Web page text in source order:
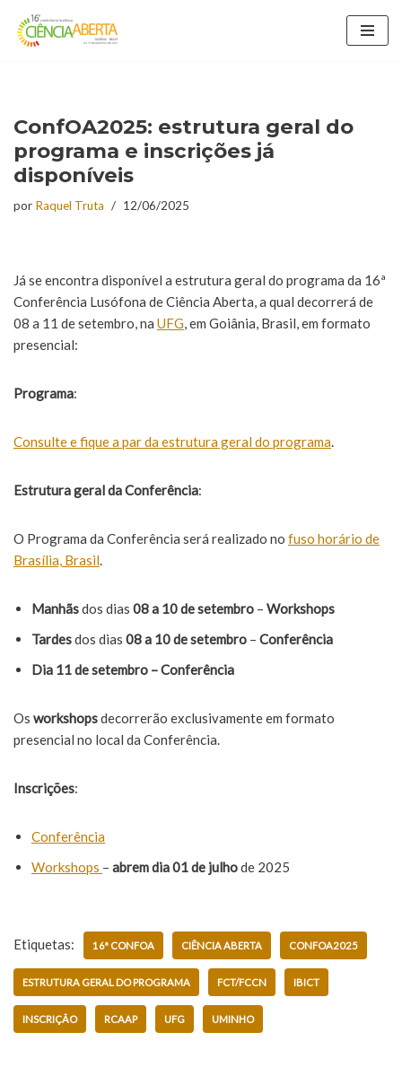
Avançar
ConfOA2025: estrutura geral do
programa e inscrições já
disponíveis
por Raquel Truta 12/06/2025
Já se encontra disponível a estrutura geral do programa da 16ª
Conferência Lusófona de Ciência Aberta, a qual decorrerá de
08 a 11 de setembro, na UFG , em Goiânia, Brasil, em formato
presencial:
Programa:
Consulte e fique a par da estrutura geral do programa
Estrutura geral da Conferência:
O Programa da Conferência será realizado no fuso horário de
Brasília, Brasil
Manhãsdos dias 08 a 10 de setembro – Workshops
Tardesdos dias 08 a 10 de setembro – Conferência
Dia 11 de setembro – Conferência
Os workshopsdecorrerão exclusivamente em formato
presencial no local da Conferência.
Inscrições:
Conferência
Workshops – abrem dia 01 de julhode 2025
Etiquetas: 16ª CONFOA CIÊNCIA ABERTA CONFOA2025
ESTRUTURA GERAL DO PROGRAMA FCT/FCCN IBICT
INSCRIÇÃO RCAAP UFG UMINHO